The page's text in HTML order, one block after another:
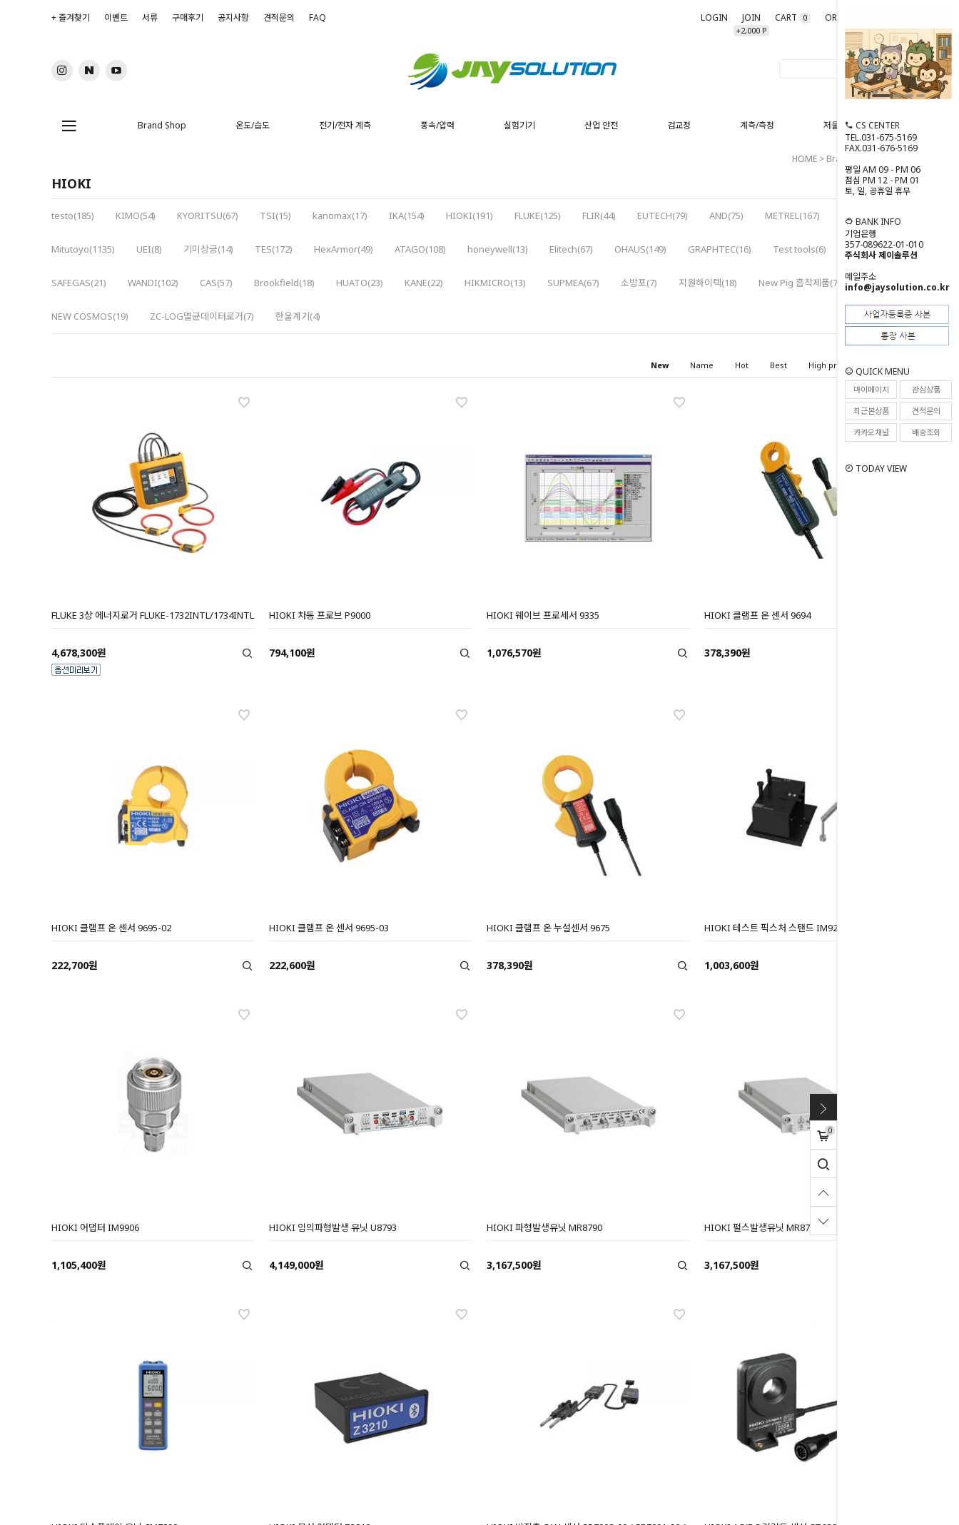
+ 즐겨찾기 이벤트 서류 구매후기 공지사항 견적문의 FAQ LOGIN JOIN
+2,000 P
CART 0 ORDER
Brand Shop 온도/습도 전기/전자 계측 풍속/압력 실험기기 산업 안전 검교정 계측/측정 저울/분동CS CENTER
TEL.031-675-5169
FAX.031-676-5169
평일 AM 09 - PM 06
점심 PM 12 - PM 01
토, 일, 공휴일 휴무
BANK INFO
기업은행
357-089622-01-010
주식회사 제이솔루션
메일주소
info@jaysolution.co.kr
QUICK MENU
마이페이지
관심상품
최근본상품
견적문의
카카오채널
배송조회
TODAY VIEW
0
HOME > Brand Shop
HIOKI
testo(185) KIMO(54) KYORITSU(67) TSI(15) kanomax(17) IKA(154) HIOKI(191) FLUKE(125) FLIR(44) EUTECH(79) AND(75) METREL(167)
Mitutoyo(1135) UEI(8) 기미상궁(14) TES(172) HexArmor(49) ATAGO(108) honeywell(13) Elitech(67) OHAUS(149) GRAPHTEC(16) Test tools(6)
SAFEGAS(21) WANDI(102) CAS(57) Brookfield(18) HUATO(23) KANE(22) HIKMICRO(13) SUPMEA(67) 소방포(7) 지원하이텍(18) New Pig 흡착제품(72)
NEW COSMOS(19) ZC-LOG멸균데이터로거(7) 한울계기(4)
New Name Hot Best High price
FLUKE 3상 에너지로거 FLUKE-1732INTL/1734INTL
4,678,300원
HIOKI 차동 프로브 P9000
794,100원
HIOKI 웨이브 프로세서 9335
1,076,570원
HIOKI 클램프 온 센서 9694
378,390원
HIOKI 클램프 온 센서 9695-02
222,700원
HIOKI 클램프 온 센서 9695-03
222,600원
HIOKI 클램프 온 누설센서 9675
378,390원
HIOKI 테스트 픽스처 스탠드 IM9200
1,003,600원
HIOKI 어댑터 IM9906
1,105,400원
HIOKI 임의파형발생 유닛 U8793
4,149,000원
HIOKI 파형발생유닛 MR8790
3,167,500원
HIOKI 펄스발생유닛 MR8791
3,167,500원